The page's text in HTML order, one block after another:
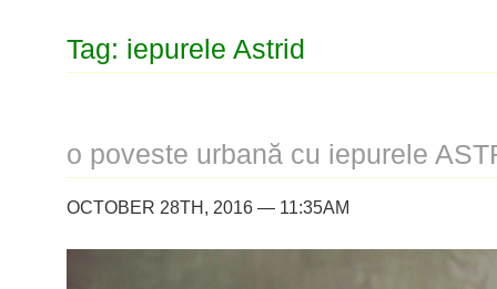
Tag: iepurele Astrid
o poveste urbană cu iepurele
OCTOBER 28TH, 2016 — 11:35AM